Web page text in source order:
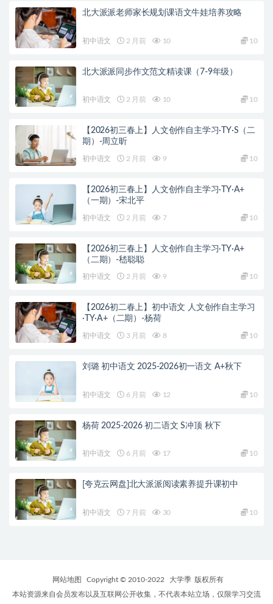
北大派派老师家长规划课语文牛娃培养攻略
初中语文 2 月前 10 10
北大派派同步作文范文精读课（7-9年级）
初中语文 2 月前 10 10
【2026初三春上】人文创作自主学习·TY·S（二
期）-周立昕
初中语文 2 月前 9 10
【2026初三春上】人文创作自主学习·TY·A+
（一期）-宋北平
初中语文 2 月前 7 10
【2026初三春上】人文创作自主学习·TY·A+
（二期）-嵇聪聪
初中语文 2 月前 9 10
【2026初二春上】初中语文 人文创作自主学习
·TY·A+（二期）-杨荷
初中语文 3 月前 8 10
刘璐 初中语文 2025-2026初一语文 A+秋下
初中语文 6 月前 12 10
杨荷 2025-2026 初二语文 S冲顶 秋下
初中语文 6 月前 17 10
[夸克云网盘]北大派派阅读素养提升课初中
初中语文 7 月前 30 10
网站地图 Copyright © 2010-2022 大学季 版权所有
本站资源来自会员发布以及互联网公开收集，不代表本站立场，仅限学习交流